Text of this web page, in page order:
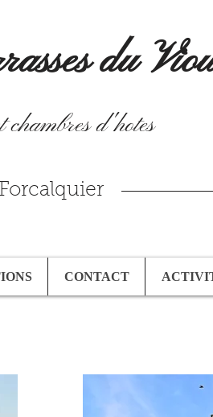
du
chambres d'hotes
Forcalquier
CONTACT